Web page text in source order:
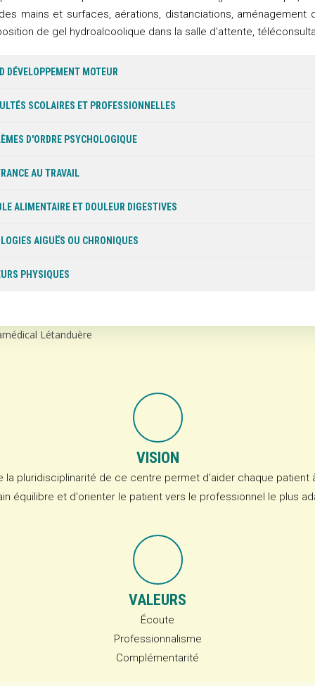
VISION
la pluridisciplinarité de ce centre permet d'aider chaque patient
équilibre et d'orienter le patient vers le professionnel le plus
VALEURS
Écoute
Professionnalisme
Complémentarité
mains et surfaces, aérations, distanciations, aménagement
de gel hydroalcoolique dans la salle d’attente,
DÉVELOPPEMENT MOTEUR
SCOLAIRES ET PROFESSIONNELLES
D'ORDRE PSYCHOLOGIQUE
AU TRAVAIL
ALIMENTAIRE ET DOULEUR DIGESTIVES
AIGUËS OU CHRONIQUES
PHYSIQUES